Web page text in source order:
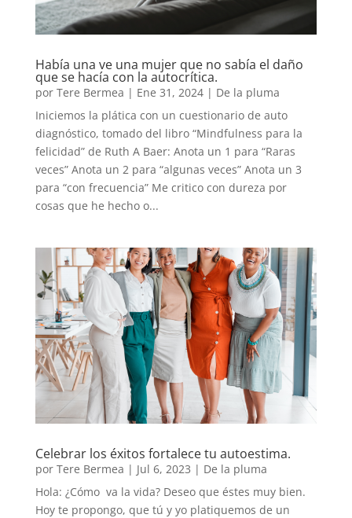
Había una ve una mujer que no sabía el daño
que se hacía con la autocrítica.
por Tere Bermea | Ene 31, 2024| De la pluma
Iniciemos la plática con un cuestionario de auto
diagnóstico, tomado del libro “Mindfulness para la
felicidad” de Ruth A Baer: Anota un 1 para “Raras
veces” Anota un 2 para “algunas veces” Anota un 3
para “con frecuencia” Me critico con dureza por
cosas que he hecho o...
Celebrar los éxitos fortalece tu autoestima.
por Tere Bermea | Jul 6, 2023 | De la pluma
Hola: ¿Cómo va la vida? Deseo que éstes muy bien.
Hoy te propongo, que tú y yo platiquemos de un